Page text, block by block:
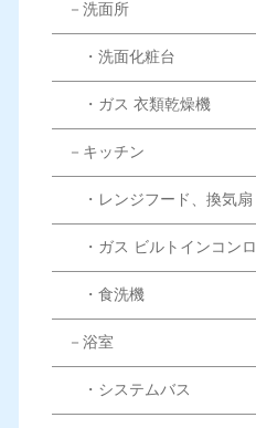
－洗面所
・洗面化粧台
・ガス 衣類乾燥機
－キッチン
・レンジフード、換気扇
・ガス ビルトインコンロ
・食洗機
－浴室
・システムバス